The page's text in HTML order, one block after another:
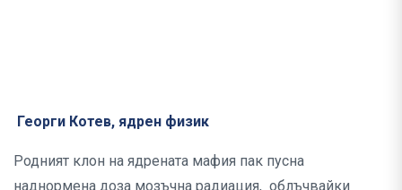
Георги Котев, ядрен физик
Родният клон на ядрената мафия пак пусна
наднормена доза мозъчна радиация, облъчвайки